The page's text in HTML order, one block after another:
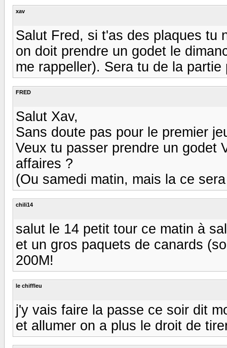
xav
Salut Fred, si t'as des plaques tu
on doit prendre un godet le
me rappeller). Sera tu de la
FRED
Salut Xav,
Sans doute pas pour le premier
Veux tu passer prendre un godet
affaires ?
(Ou samedi matin, mais la ce
chili14
salut le 14 petit tour ce matin à
et un gros paquets de canards
200M!
le chiffleu
j'y vais faire la passe ce soir dit
et allumer on a plus le droit de